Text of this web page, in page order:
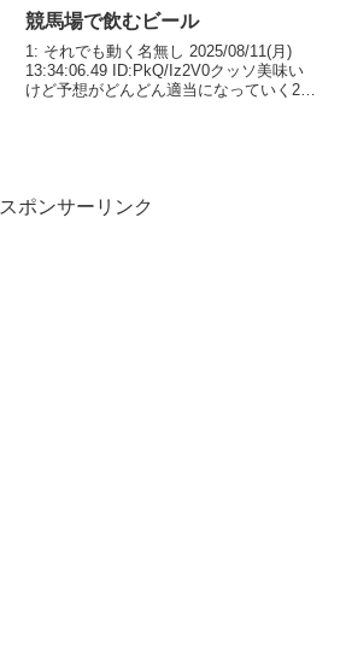
競馬場で飲むビール
1: それでも動く名無し 2025/08/11(月)
13:34:06.49 ID:PkQ/Iz2V0クッソ美味い
けど予想がどんどん適当になっていく2:
スポンサーリンク